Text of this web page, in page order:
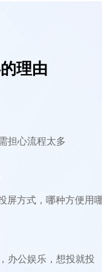
理由
担心流程太多
屏方式，哪种方便用
办公娱乐，想投就投